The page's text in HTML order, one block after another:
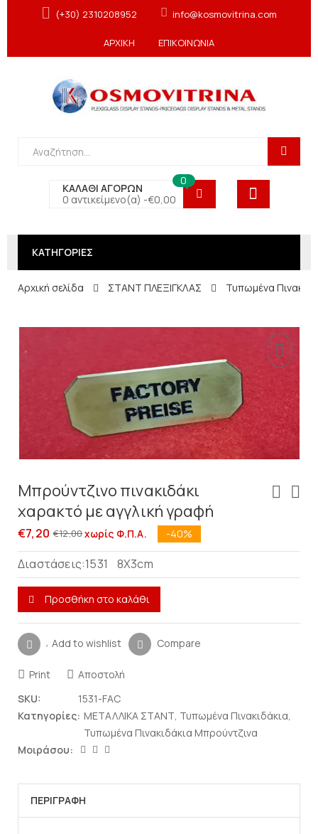
(+30) 2310208952 info@kosmovitrina.com
ΑΡΧΙΚΗ ΕΠΙΚΟΙΝΩΝΙΑ
ΚΑΛΑΘΙ ΑΓΟΡΩΝ
0 αντικείμενο(α) -€0,00
0
ΚΑΤΗΓΟΡΙΕΣ
Αρχική σελίδα ΣΤΑΝΤ ΠΛΕΞΙΓΚΛΑΣ Τυπωμένα
Μπρούντζινο πινακιδάκι
χαρακτό με αγγλική γραφή
€12,00
€7,20 χωρίς Φ.Π.Α. -40%
Διαστάσεις:1531 8X3cm
Προσθήκη στο καλάθι
Add to wishlist Compare
Print
Αποστολή
SKU:
1531-FAC
Κατηγορίες: ΜΕΤΑΛΛΙΚΑ ΣΤΑΝΤ, Τυπωμένα Πινακιδάκια,
Τυπωμένα Πινακιδάκια Μπρούντζινα
Μοιράσου:
ΠΕΡΙΓΡΑΦΉ